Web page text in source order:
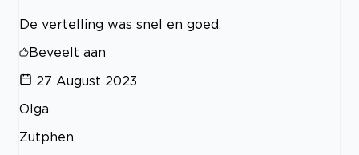
De vertelling was snel en goed.
Beveelt aan
27 August 2023
Olga
Zutphen